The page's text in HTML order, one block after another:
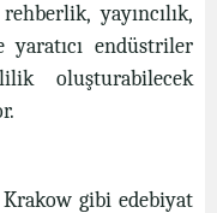
yayıncılık,
yaratıcı endüstriler
oluşturabilecek
gibi edebiyat